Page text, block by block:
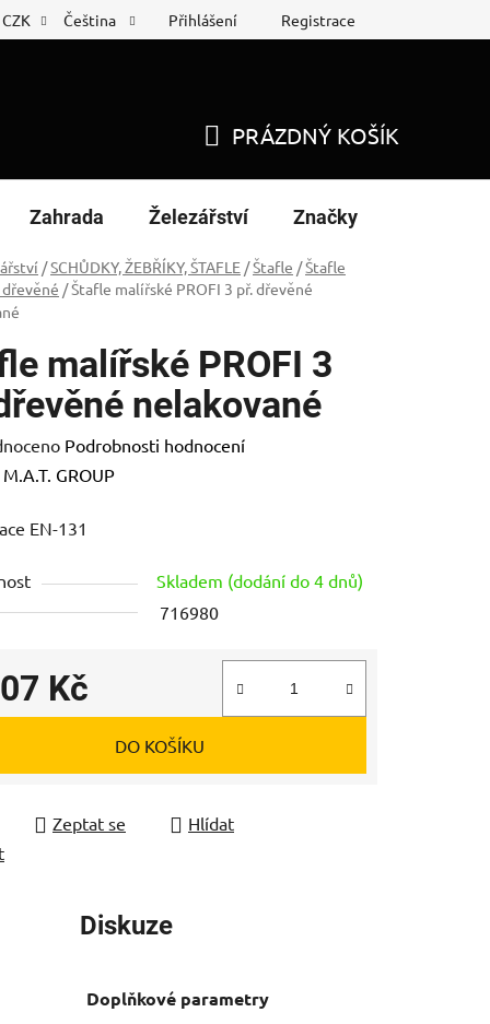
list Nákup na splátky
CZK Čeština Přihlášení Registrace
KOŠÍK
PRÁZDNÝ KOŠÍK
Zahrada Železářství Značky
/SCHŮDKY, ŽEBŘÍKY, ŠTAFLE /Štafle /Štafle
/Štafle malířské PROFI 3 př. dřevěné
malířské PROFI 3
nelakované
Podrobnosti hodnocení
M.A.T. GROUP
EN-131
Skladem (dodání do 4 dnů)
716980
Kč
DO KOŠÍKU
Zeptat se
Hlídat
Diskuze
Doplňkové parametry